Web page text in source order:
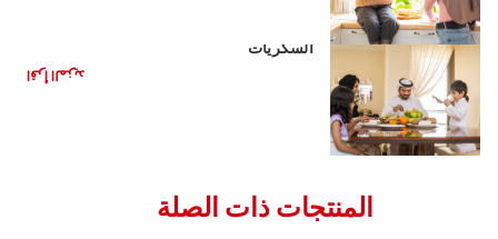
السكريات
اقرأ المزيد
المنتجات ذات الصلة